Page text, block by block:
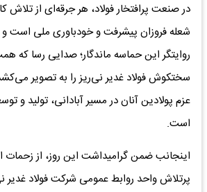
در صنعت پرافتخار فولاد، هر جرقه‌ای از تلاش
شعله فروزان پیشرفت و خودباوری ملی است
روایتگر این حماسه ماندگار؛ صدایی رسا که
سختکوش فولاد غدیر نی‌ریز را به تصویر
عزم پولادین آنان در مسیر آبادانی، تولید و
است.
اینجانب ضمن گرامیداشت این روز، از زحمات
پرتلاش واحد روابط عمومی شرکت فولاد غدیر